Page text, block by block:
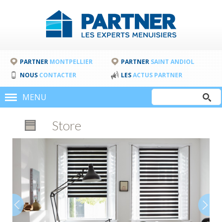
PARTNER MONTPELLIER PARTNER SAINT ANDIOL
NOUS CONTACTER LESACTUS PARTNER
MENU
recherche
Rechercher
Store